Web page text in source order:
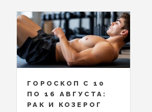
ГОРОСКОП С 10
ПО 16 АВГУСТА:
РАК И КОЗЕРОГ